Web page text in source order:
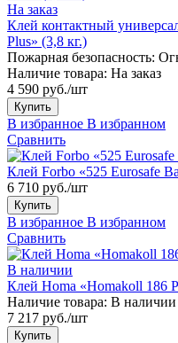
На заказ
Клей контактный
Plus» (3,8 кг.)
Пожарная безопасность:
Наличие товара: На заказ
4 590 руб./шт
Купить
В избранное В избранном
Сравнить
Клей Forbo «525 Eurosafe
6 710 руб./шт
Купить
В избранное В избранном
Сравнить
В наличии
Клей Homa «Homakoll 186
Наличие товара: В наличии
7 217 руб./шт
Купить